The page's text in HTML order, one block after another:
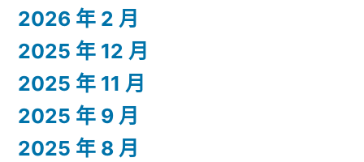
2026 年 2 月
2025 年 12 月
2025 年 11 月
2025 年 9 月
2025 年 8 月